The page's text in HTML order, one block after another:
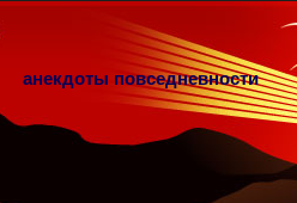
анекдоты повседневности